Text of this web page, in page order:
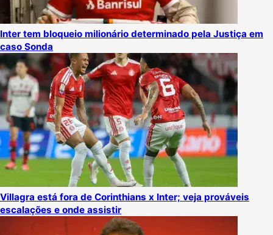
Inter tem bloqueio milionário determinado pela Justiça em
caso Sonda
Villagra está fora de Corinthians x Inter; veja prováveis
escalações e onde assistir